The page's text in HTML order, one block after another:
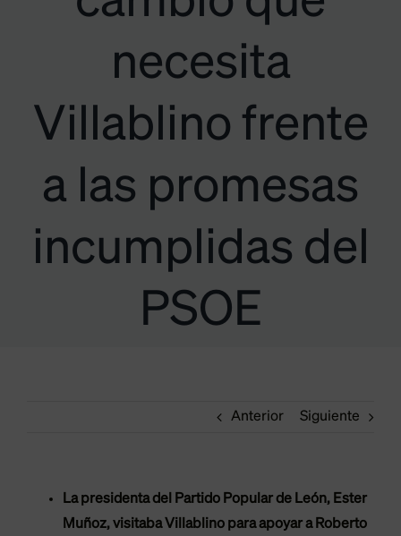
necesita
Villablino frente
a las promesas
incumplidas del
PSOE
Anterior Siguiente
La presidenta del Partido Popular de León, Ester
Muñoz, visitaba Villablino para apoyar a Roberto